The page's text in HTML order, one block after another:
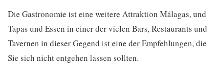
Die Gastronomie ist eine weitere Attraktion Málagas, und
Tapas und Essen in einer der vielen Bars, Restaurants und
Tavernen in dieser Gegend ist eine der Empfehlungen, die
Sie sich nicht entgehen lassen sollten.